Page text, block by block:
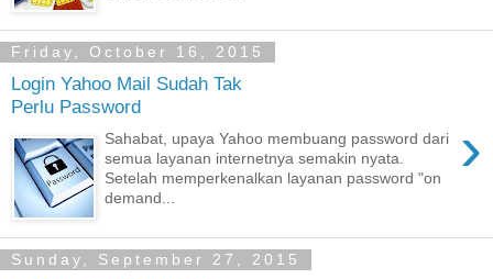
Friday, October 16, 2015
Login Yahoo Mail Sudah Tak
Perlu Password
›
Sahabat, upaya Yahoo membuang password dari
semua layanan internetnya semakin nyata.
Setelah memperkenalkan layanan password "on
demand...
Sunday, September 27, 2015